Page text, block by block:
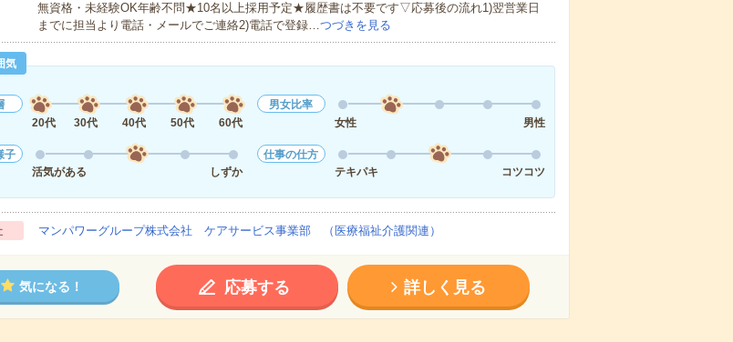
無資格・未経験OK年齢不問★10名以上採用予定★履歴書は不要です▽応募後の流れ1)翌営業日
までに担当より電話・メールでご連絡2)電話で登録…つづきを見る
気
20代
30代 40代 50代 60代
男女比率
女性
男性
子
活気がある
しずか
仕事の仕方
テキパキ
コツコツ
マンパワーグループ株式会社 ケアサービス事業部 （医療福祉介護関連）
気になる！ 応募する 詳しく見る